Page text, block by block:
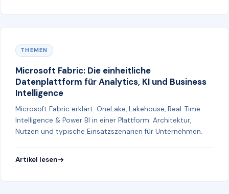
THEMEN
Microsoft Fabric: Die einheitliche
Datenplattform für Analytics, KI und Business
Intelligence
Microsoft Fabric erklärt: OneLake, Lakehouse, Real-Time
Intelligence & Power BI in einer Plattform. Architektur,
Nutzen und typische Einsatzszenarien für Unternehmen.
Artikel lesen